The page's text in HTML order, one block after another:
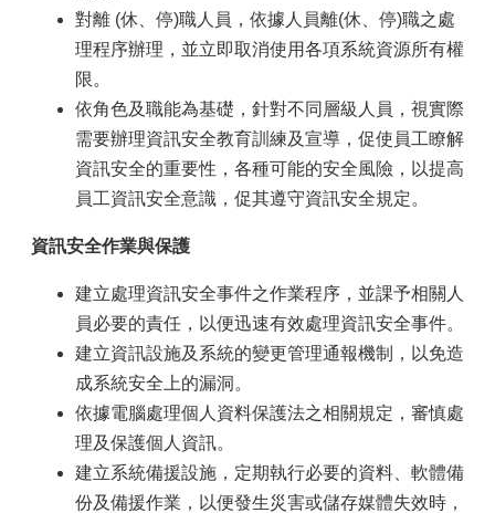
對離 (休、停)職人員，依據人員離(休、停)職之處
理程序辦理，並立即取消使用各項系統資源所有權
限。
依角色及職能為基礎，針對不同層級人員，視實際
需要辦理資訊安全教育訓練及宣導，促使員工瞭解
資訊安全的重要性，各種可能的安全風險，以提高
員工資訊安全意識，促其遵守資訊安全規定。
資訊安全作業與保護
建立處理資訊安全事件之作業程序，並課予相關人
員必要的責任，以便迅速有效處理資訊安全事件。
建立資訊設施及系統的變更管理通報機制，以免造
成系統安全上的漏洞。
依據電腦處理個人資料保護法之相關規定，審慎處
理及保護個人資訊。
建立系統備援設施，定期執行必要的資料、軟體備
份及備援作業，以便發生災害或儲存媒體失效時，